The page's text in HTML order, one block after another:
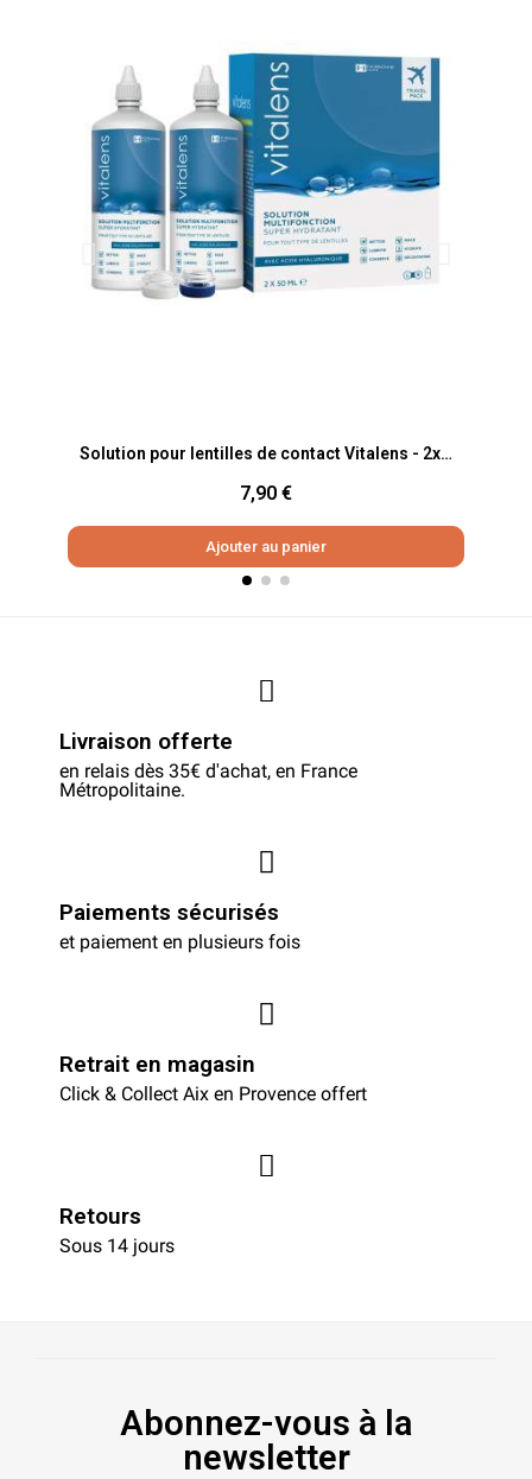
Aperçu rapide Solution pour lentilles de contact Vitalens - 2x50ml
7,90 €
Ajouter au panier
Livraison offerte
en relais dès 35€ d'achat, en France
Métropolitaine.
Paiements sécurisés
et paiement en plusieurs fois
Retrait en magasin
Click & Collect Aix en Provence offert
Retours
Sous 14 jours
Abonnez-vous à la
newsletter